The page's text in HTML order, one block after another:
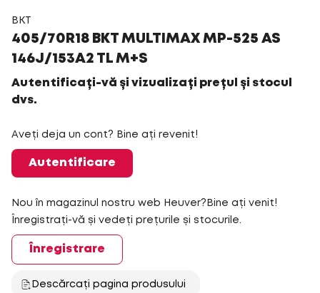
BKT
405/70R18 BKT MULTIMAX MP-525 AS
146J/153A2 TL M+S
Autentificați-vă și vizualizați prețul și stocul
dvs.
Aveți deja un cont? Bine ați revenit!
Autentificare
Nou în magazinul nostru web Heuver?Bine ați venit!
Înregistrați-vă și vedeți prețurile și stocurile.
Înregistrare
Descărcați pagina produsului